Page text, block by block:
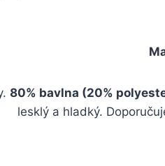
80% bavlna (20%
lesklý a hladký.